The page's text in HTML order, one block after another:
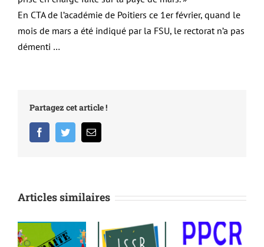
En CTA de l’académie de Poitiers ce 1er février, quand le
mois de mars a été indiqué par la FSU, le rectorat n’a pas
démenti …
Partagez cet article !
FacebookTwitterEmail
Articles similaires